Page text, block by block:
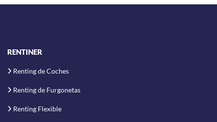
RENTINER
Renting de Coches
Renting de Furgonetas
Renting Flexible